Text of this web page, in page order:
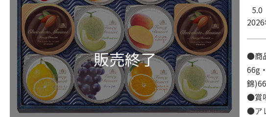
5.0
●商
66g
錦
●賞
●ア